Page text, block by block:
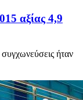
αξίας 4,9
ήταν